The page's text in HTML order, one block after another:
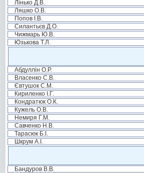
Лінько Д.В.
Ляшко О.В.
Попов І.В.
Силантьєв Д.О.
Чижмарь Ю.В.
Юзькова Т.Л.
Абдуллін О.Р.
Власенко С.В.
Євтушок С.М.
Кириленко І.Г.
Кондратюк О.К.
Кужель О.В.
Немиря Г.М.
Савченко Н.В.
Тарасюк Б.І.
Шкрум А.І.
Бандуров В.В.